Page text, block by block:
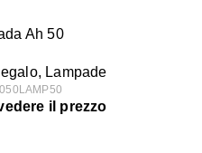
Ah 50
, Lampade
il prezzo